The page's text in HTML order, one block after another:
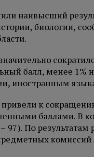
наивысший
биологии,
балл, менее 1%
иностранным
к
баллами. В
97). По
комиссий